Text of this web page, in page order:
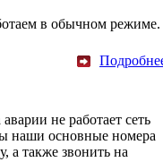
в обычном режиме.
не работает сеть
наши основные номера
а также звонить на